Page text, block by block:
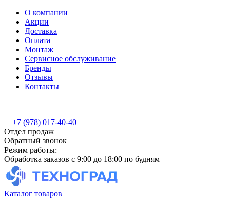
О компании
Акции
Доставка
Оплата
Монтаж
Сервисное обслуживание
Бренды
Отзывы
Контакты
+7 (978) 017-40-40
Отдел продаж
Обратный звонок
Режим работы:
Обработка заказов с 9:00 до 18:00 по будням
Каталог товаров